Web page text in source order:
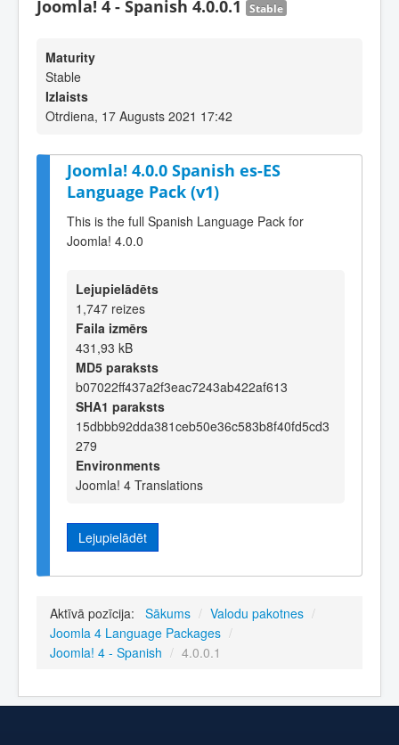
Joomla! 4 - Spanish 4.0.0.1 Stable
Maturity
Stable
Izlaists
Otrdiena, 17 Augusts 2021 17:42
Joomla! 4.0.0 Spanish es-ES
Language Pack (v1)
This is the full Spanish Language Pack for
Joomla! 4.0.0
Lejupielādēts
1,747 reizes
Faila izmērs
431,93 kB
MD5 paraksts
b07022ff437a2f3eac7243ab422af613
SHA1 paraksts
15dbbb92dda381ceb50e36c583b8f40fd5cd3
279
Environments
Joomla! 4 Translations
Lejupielādēt
Aktīvā pozīcija: Sākums / Valodu pakotnes /
Joomla 4 Language Packages /
Joomla! 4 - Spanish / 4.0.0.1